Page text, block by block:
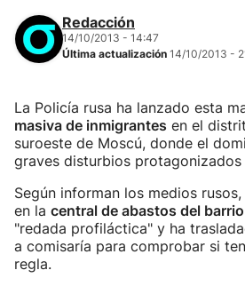
Redacción
14/10/2013 - 14:47
Última actualización 14/10/2013 -
La Policía rusa ha lanzado esta
masiva de inmigrantes en el
suroeste de Moscú, donde el
graves disturbios
Según informan los medios
en la central de abastos del barrio
"redada profiláctica" y ha
a comisaría para comprobar si
regla.